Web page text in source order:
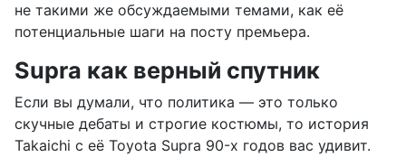
не такими же обсуждаемыми темами, как её
потенциальные шаги на посту премьера.
Supra как верный спутник
Если вы думали, что политика — это только
скучные дебаты и строгие костюмы, то история
Takaichi с её Toyota Supra 90-х годов вас удивит.